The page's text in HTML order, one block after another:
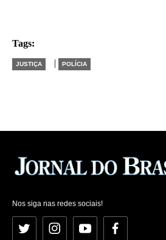
Tags:
JUSTIÇA | POLÍCIA
Nos siga nas redes sociais!
Twitter InstagramYouTubeFacebook